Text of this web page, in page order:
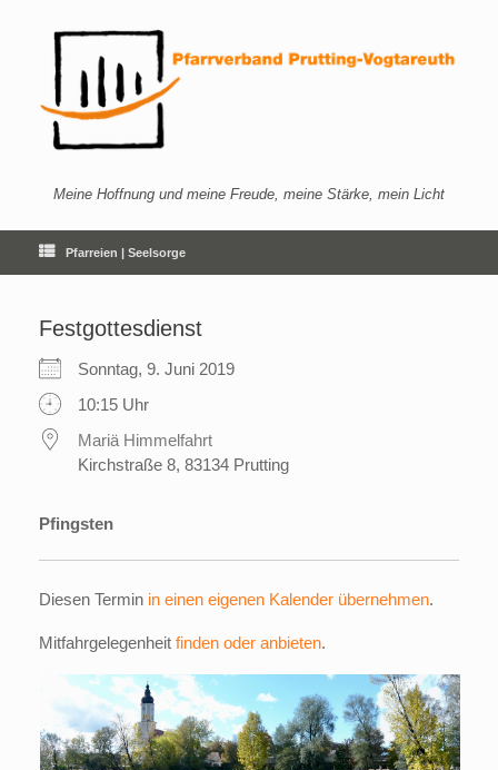
Meine Hoffnung und meine Freude, meine Stärke, mein Licht
Pfarreien | Seelsorge
Festgottesdienst
Sonntag, 9. Juni 2019
10:15 Uhr
Mariä Himmelfahrt
Kirchstraße 8, 83134 Prutting
Pfingsten
Diesen Termin in einen eigenen Kalender übernehmen.
Mitfahrgelegenheit finden oder anbieten.